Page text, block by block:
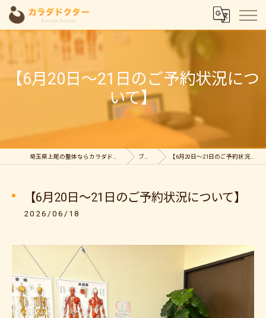
【6月20日～21日のご予約状況につ
いて】
ブログ 【6月20日～21日のご予約状況について】
【6月20日～21日のご予約状況について】
2026/06/18